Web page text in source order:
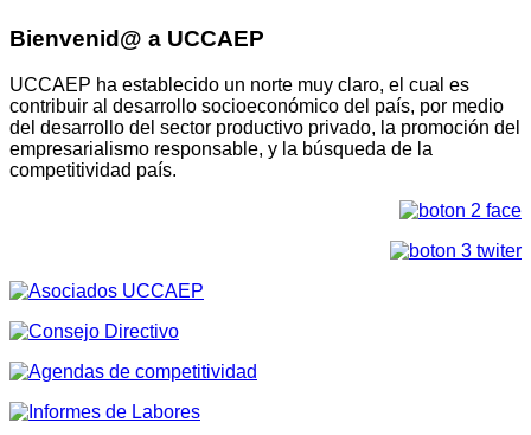
Bienvenid@ a UCCAEP
UCCAEP ha establecido un norte muy claro, el cual es
contribuir al desarrollo socioeconómico del país, por medio
del desarrollo del sector productivo privado, la promoción del
empresarialismo responsable, y la búsqueda de la
competitividad país.